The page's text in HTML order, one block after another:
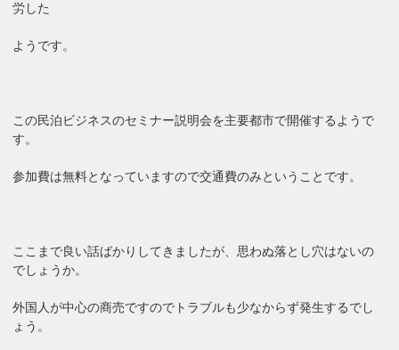
労した
ようです。
この民泊ビジネスのセミナー説明会を主要都市で開催するようで
す。
参加費は無料となっていますので交通費のみということです。
ここまで良い話ばかりしてきましたが、思わぬ落とし穴はないの
でしょうか。
外国人が中心の商売ですのでトラブルも少なからず発生するでし
ょう。